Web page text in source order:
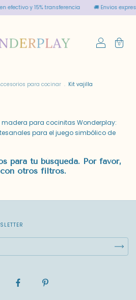
efectivo y 15% transferencia 🚚 Envios
0
para cocinar . Kit vajilla
madera para cocinitas Wonderplay:
para el juego simbólico de
para tu búsqueda. Por favor,
otros filtros.